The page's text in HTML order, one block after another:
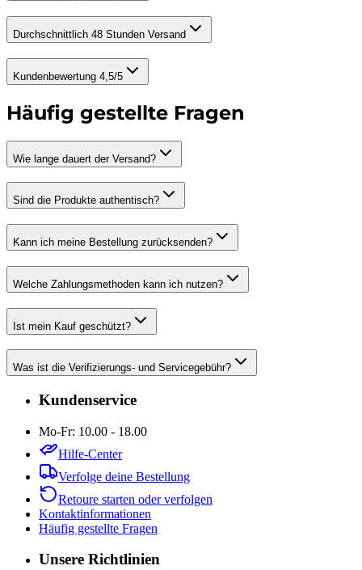
Durchschnittlich 48 Stunden Versand
Kundenbewertung 4,5/5
Häufig gestellte Fragen
Wie lange dauert der Versand?
Sind die Produkte authentisch?
Kann ich meine Bestellung zurücksenden?
Welche Zahlungsmethoden kann ich nutzen?
Ist mein Kauf geschützt?
Was ist die Verifizierungs- und Servicegebühr?
Kundenservice
Mo-Fr: 10.00 - 18.00
Hilfe-Center
Verfolge deine Bestellung
Retoure starten oder verfolgen
Kontaktinformationen
Häufig gestellte Fragen
Unsere Richtlinien